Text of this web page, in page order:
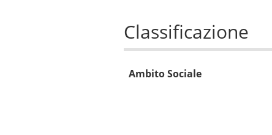
Classificazione
Ambito Sociale